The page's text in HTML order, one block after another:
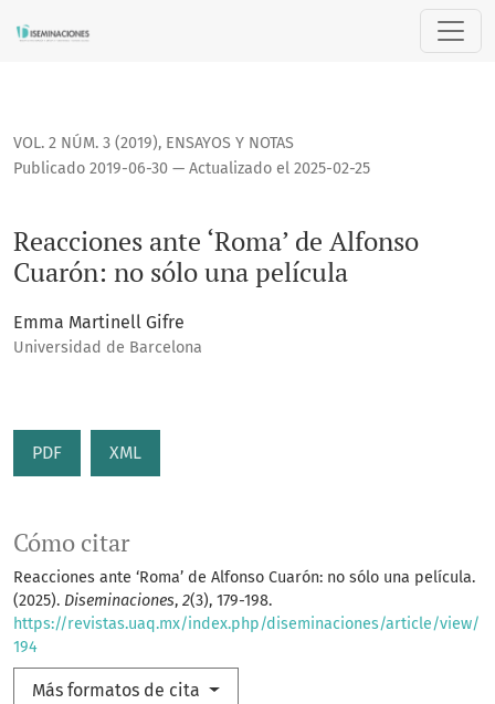
Reacciones ante ‘Roma’ de Alfonso Cuarón: no sólo una
VOL. 2 NÚM. 3 (2019), ENSAYOS Y NOTAS
Reacciones ante ‘Roma’ de Alfonso
Cuarón: no sólo una película
Publicado 2019-06-30 — Actualizado el 2025-02-25
Emma Martinell Gifre
Universidad de Barcelona
PDF XML
Cómo citar
Reacciones ante ‘Roma’ de Alfonso Cuarón: no sólo una película.
(2025). Diseminaciones, 2(3), 179-198.
https://revistas.uaq.mx/index.php/diseminaciones/article/view/
194
Más formatos de cita